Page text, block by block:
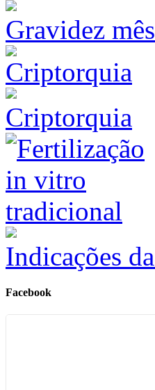
Gravidez
Criptorquia
Indicações
Facebook